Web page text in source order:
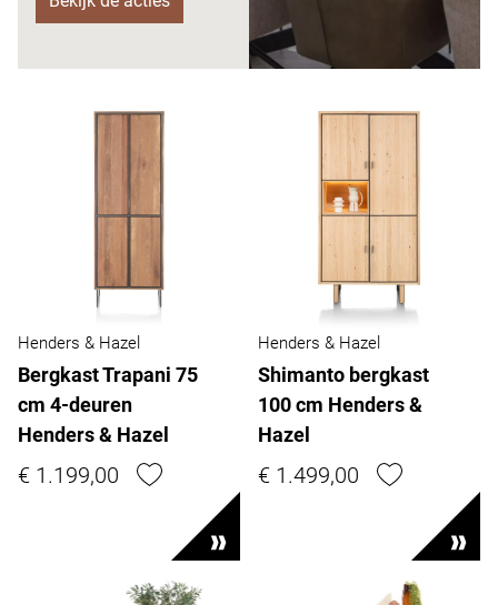
Henders & Hazel
Bergkast Trapani 75
cm 4-deuren
Henders & Hazel
€ 1.199,00
Henders & Hazel
Shimanto bergkast
100 cm Henders &
Hazel
€ 1.499,00